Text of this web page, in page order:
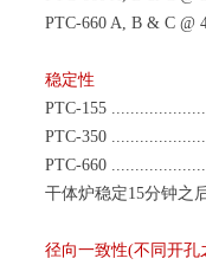
PTC-660 A, B & C @
稳定性
PTC-155
PTC-350
PTC-660
干体炉稳定15分钟之
径向一致性(不同开孔